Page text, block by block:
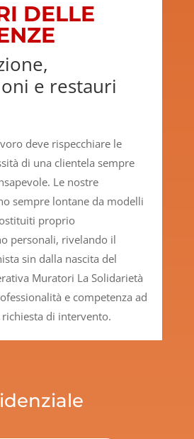
DELLE
e restauri
deve rispecchiare le
di una clientela sempre
Le nostre
sempre lontane da modelli
proprio
personali, rivelando il
sin dalla nascita del
Muratori La Solidarietà
e competenza ad
di intervento.